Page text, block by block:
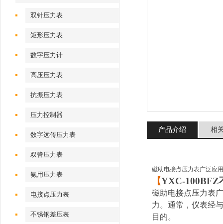
双针压力表
矩形压力表
数字压力计
高压压力表
抗振压力表
压力控制器
数字远传压力表
双管压力表
氨用压力表
电接点压力表
不锈钢差压表
产品介绍 相
磁助电接点压力表广泛应
【YXC-100BFZ
磁助电接点压力表
力。通常，仪表经
目的。